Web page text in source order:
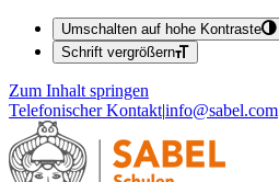
Umschalten auf hohe Kontraste
Schrift vergrößern
Zum Inhalt springen
Telefonischer Kontakt|info@sabel.com